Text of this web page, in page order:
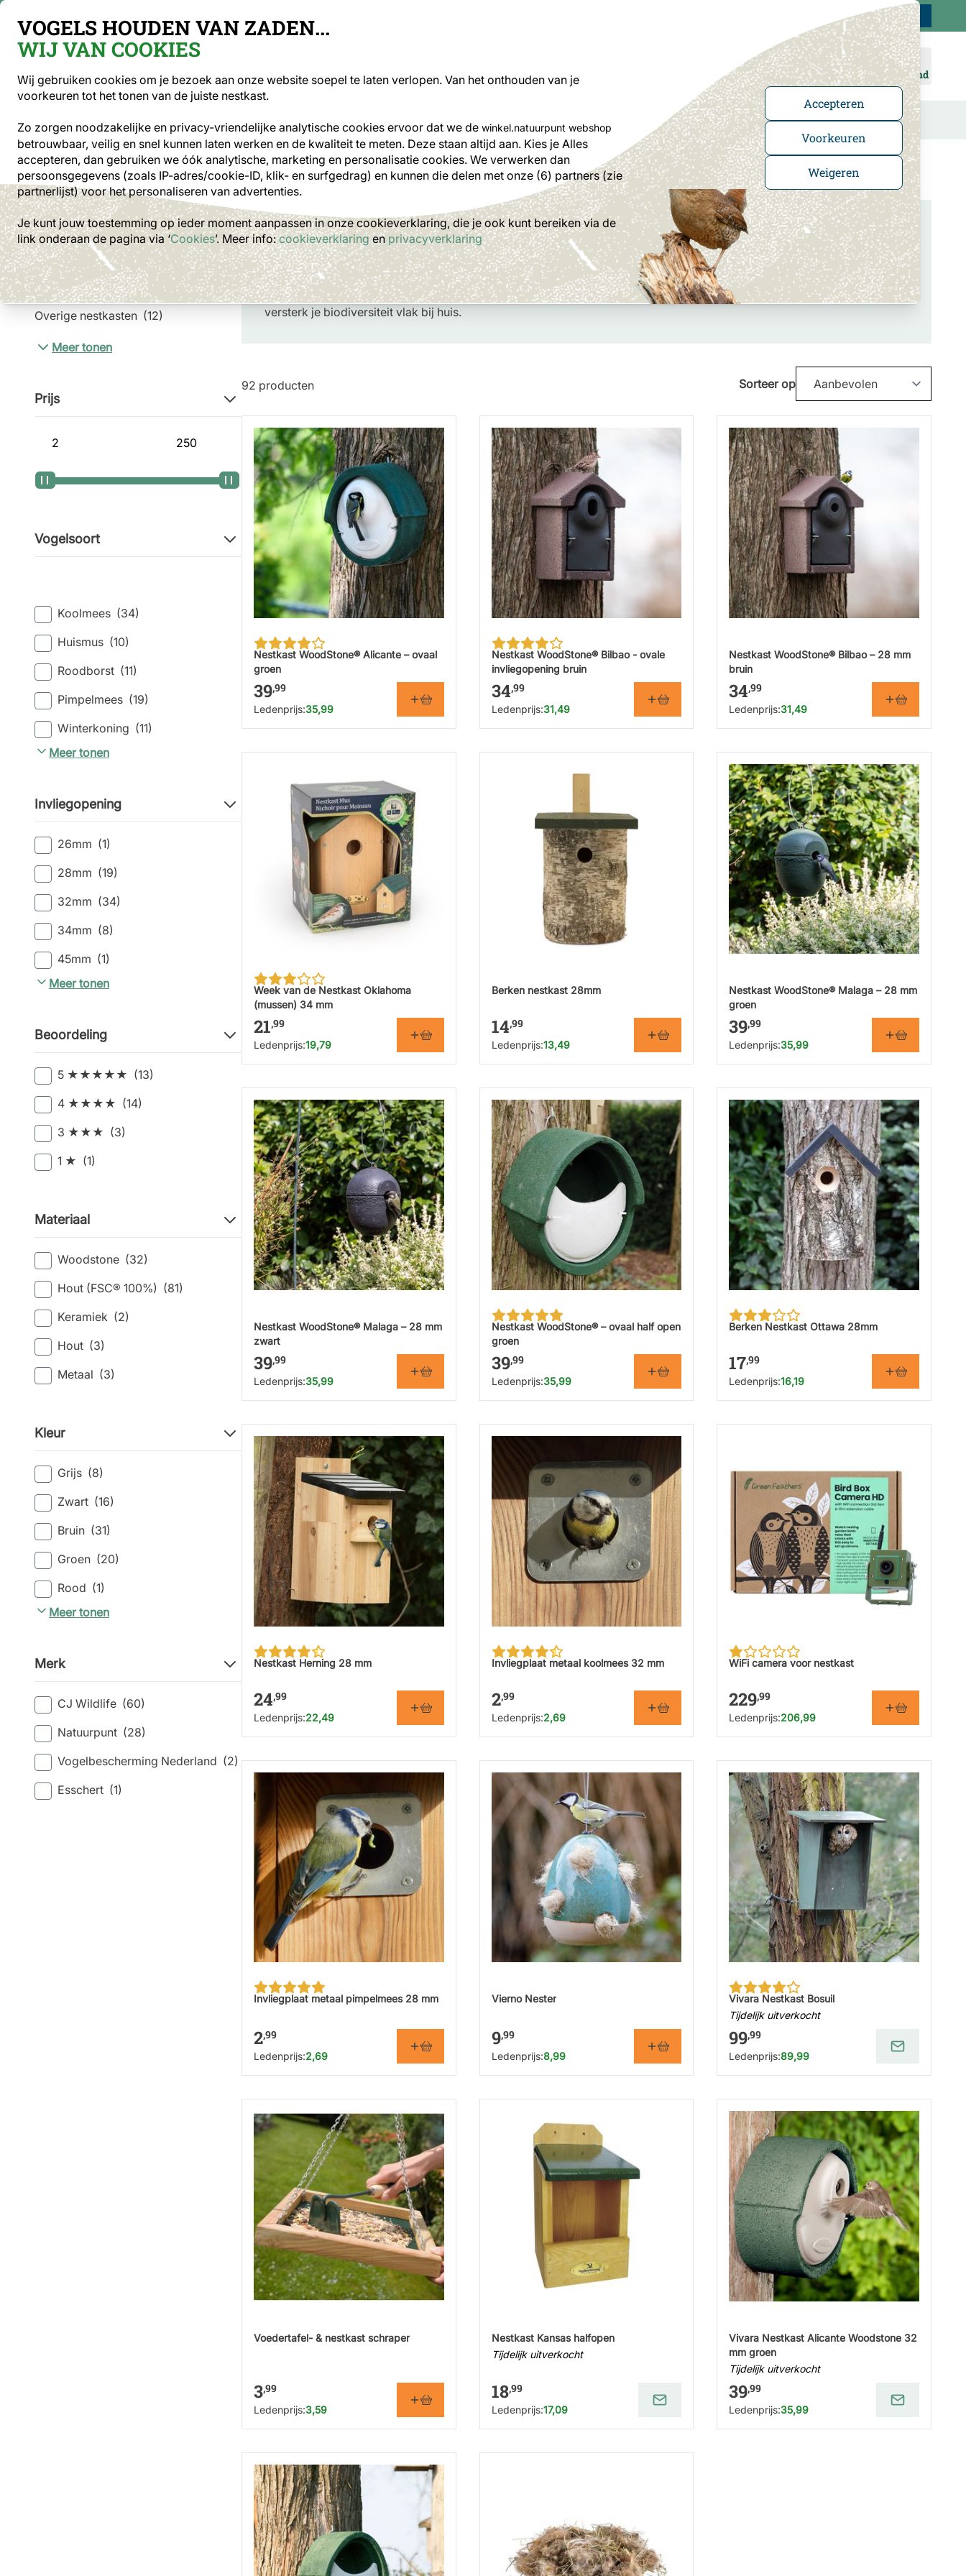
VOGELS HOUDEN VAN ZADEN...
WIJ VAN COOKIES
Wij gebruiken cookies om je bezoek aan onze website soepel te laten verlopen. Van het onthouden van je
voorkeuren tot het tonen van de juiste nestkast.
Zo zorgen noodzakelijke en privacy-vriendelijke analytische cookies ervoor dat we de winkel.natuurpunt webshop
betrouwbaar, veilig en snel kunnen laten werken en de kwaliteit te meten. Deze staan altijd aan. Kies je Alles
accepteren, dan gebruiken we óók analytische, marketing en personalisatie cookies. We verwerken dan
persoonsgegevens (zoals IP-adres/cookie-ID, klik- en surfgedrag) en kunnen die delen met onze (6) partners (zie
partnerlijst) voor het personaliseren van advertenties.
Je kunt jouw toestemming op ieder moment aanpassen in onze cookieverklaring, die je ook kunt bereiken via de
link onderaan de paginavia ‘Cookies’. Meer info:cookieverklaringen privacyverklaring
Accepteren
Voorkeuren
Weigeren
-4.5/5 Word lid
Inloggen Winkelmand
Vogelvoer Voederhuisjes en -silo's Nestkasten Tuindieren Cadeaus en boeken In de Kijker
Nestkasten
Categorie
Top 10 nestkasten (10)
Houten nestkasten
(41)
Berken nestkasten (7)
Houtbetonnen nestkasten
(32)
Overige nestkasten (12)
Meer tonen
Prijs
Vogelsoort
Koolmees (34)
Huismus (10)
Roodborst (11)
Pimpelmees (19)
Winterkoning (11)
Meer tonen
Invliegopening
26mm (1)
28mm (19)
32mm (34)
34mm (8)
45mm (1)
Meer tonen
Beoordeling
5 ★★★★★ (13)
4 ★★★★ (14)
3 ★★★ (3)
1 ★ (1)
Materiaal
Woodstone (32)
Hout (FSC® 100%) (81)
Keramiek (2)
Hout (3)
Metaal (3)
Kleur
Grijs (8)
Zwart (16)
Bruin (31)
Groen (20)
Rood (1)
Meer tonen
Merk
CJ Wildlife (60)
Natuurpunt (28)
Vogelbescherming Nederland (2)
Esschert (1)
Nestkasten
Met nestkasten en vogelhuisjes bied je tuinvogels een veilige plek om te nestelen en hun jongen groot te brengen. Door
het tekort aan natuurlijke nestplaatsen zijn deze nestkasten onmisbaar voor soorten zoals de koolmees, pimpelmees,
huismus en het roodborstje. Geschikt voor elke tuin, groot of klein, en zelfs voor een balkon. Met de juiste nestkast
versterk je biodiversiteit vlak bij huis.
92 producten Sorteer op
Nestkast WoodStone® Alicante – ovaal
groen
39,99
Ledenprijs:35,99
Nestkast WoodStone® Bilbao - ovale
invliegopening bruin
34,99
Ledenprijs:31,49
Nestkast WoodStone® Bilbao – 28 mm
bruin
34,99
Ledenprijs:31,49
Week van de Nestkast Oklahoma
(mussen) 34 mm
21,99
Ledenprijs:19,79
Berken nestkast 28mm
14,99
Ledenprijs:13,49
Nestkast WoodStone® Malaga – 28 mm
groen
39,99
Ledenprijs:35,99
Nestkast WoodStone® Malaga – 28 mm
zwart
39,99
Ledenprijs:35,99
Nestkast WoodStone® – ovaal half open
groen
39,99
Ledenprijs:35,99
Berken Nestkast Ottawa 28mm
17,99
Ledenprijs:16,19
Nestkast Herning 28 mm
24,99
Ledenprijs:22,49
Invliegplaat metaal koolmees 32 mm
2,99
Ledenprijs:2,69
WiFi camera voor nestkast
229,99
Ledenprijs:206,99
Invliegplaat metaal pimpelmees 28 mm
2,99
Ledenprijs:2,69
Vierno Nester
9,99
Ledenprijs:8,99
Vivara Nestkast Bosuil
Tijdelijk uitverkocht
99,99
Ledenprijs:89,99
Voedertafel- & nestkast schraper
3,99
Ledenprijs:3,59
Nestkast Kansas halfopen
Tijdelijk uitverkocht
18,99
Ledenprijs:17,09
Vivara Nestkast Alicante Woodstone 32
mm groen
Tijdelijk uitverkocht
39,99
Ledenprijs:35,99